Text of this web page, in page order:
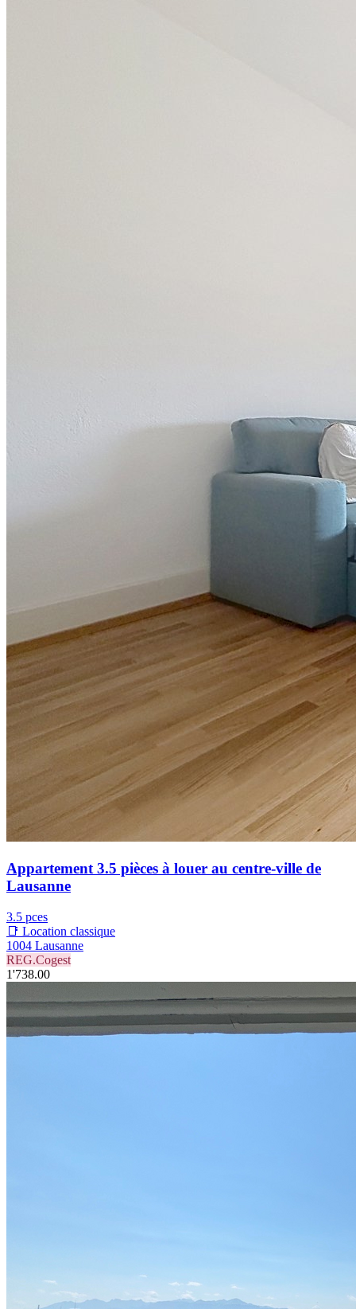
Appartement 3.5 pièces à louer au centre-ville de
Lausanne
3.5 pces
📑 Location classique
1004 Lausanne
REG.Cogest
1'738.00